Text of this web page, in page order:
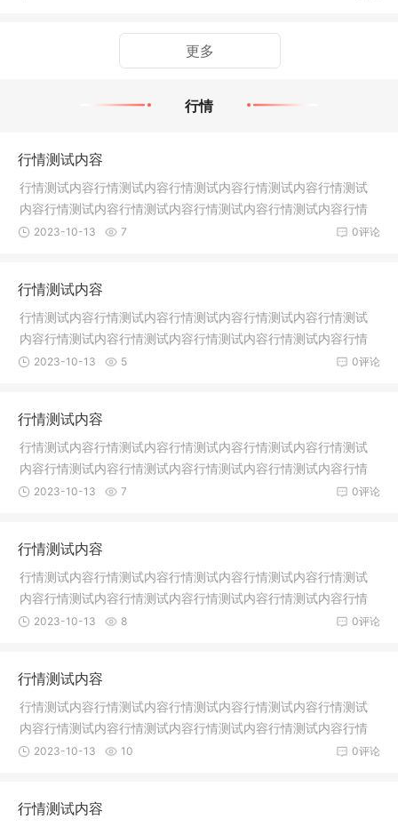
更多
行情
行情测试内容
行情测试内容行情测试内容行情测试内容行情测试内容行情测试
内容行情测试内容行情测试内容行情测试内容行情测试内容行情
测试内容
0评论
2023-10-13 7
行情测试内容
行情测试内容行情测试内容行情测试内容行情测试内容行情测试
内容行情测试内容行情测试内容行情测试内容行情测试内容行情
测试内容
0评论
2023-10-13 5
行情测试内容
行情测试内容行情测试内容行情测试内容行情测试内容行情测试
内容行情测试内容行情测试内容行情测试内容行情测试内容行情
测试内容
0评论
2023-10-13 7
行情测试内容
行情测试内容行情测试内容行情测试内容行情测试内容行情测试
内容行情测试内容行情测试内容行情测试内容行情测试内容行情
测试内容
0评论
2023-10-13 8
行情测试内容
行情测试内容行情测试内容行情测试内容行情测试内容行情测试
内容行情测试内容行情测试内容行情测试内容行情测试内容行情
测试内容
0评论
2023-10-13 10
行情测试内容